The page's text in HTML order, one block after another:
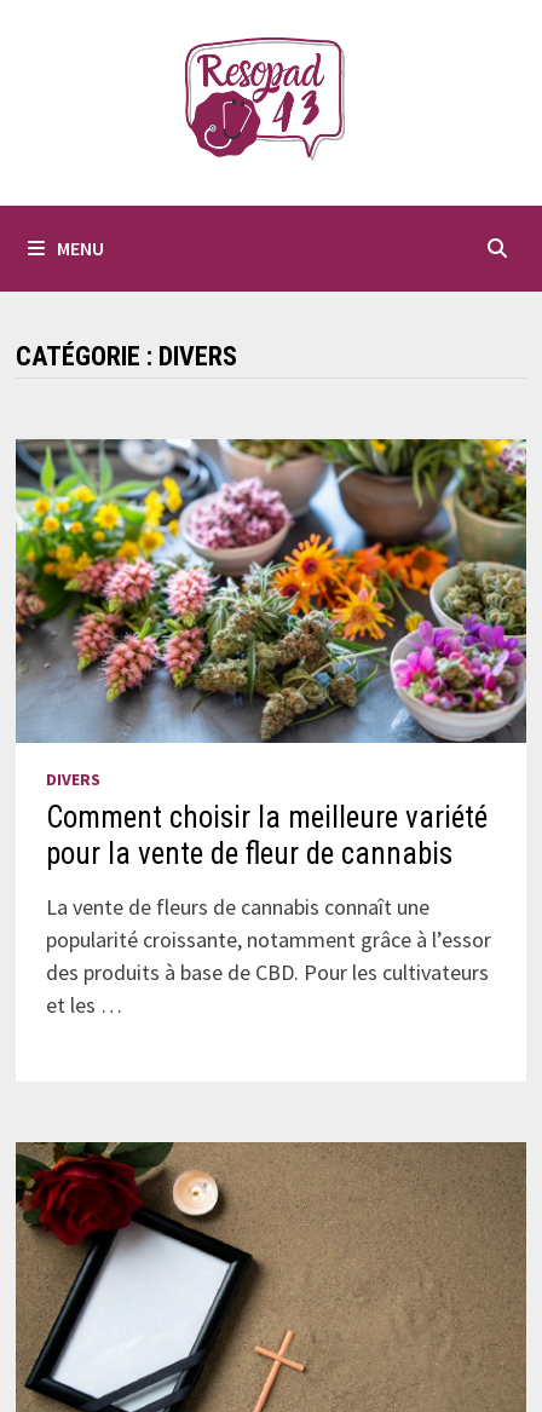
MENU
CATÉGORIE : DIVERS
DIVERS
Comment choisir la meilleure variété
pour la vente de fleur de cannabis
La vente de fleurs de cannabis connaît une
popularité croissante, notamment grâce à l’essor
des produits à base de CBD. Pour les cultivateurs
et les …